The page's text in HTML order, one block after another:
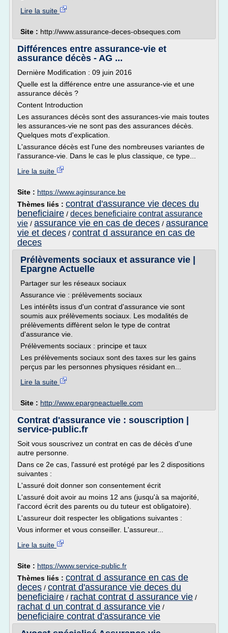
Lire la suite
Site : http://www.assurance-deces-obseques.com
Différences entre assurance-vie et
assurance décès - AG ...
Dernière Modification : 09 juin 2016
Quelle est la différence entre une assurance-vie et une
assurance décès ?
Content Introduction
Les assurances décès sont des assurances-vie mais toutes
les assurances-vie ne sont pas des assurances décès.
Quelques mots d'explication.
L'assurance décès est l'une des nombreuses variantes de
l'assurance-vie. Dans le cas le plus classique, ce type...
Lire la suite
Site : https://www.aginsurance.be
Thèmes liés : contrat d'assurance vie deces du
beneficiaire / deces beneficiaire contrat assurance
vie / assurance vie en cas de deces / assurance
vie et deces / contrat d assurance en cas de
deces
Prélèvements sociaux et assurance vie |
Epargne Actuelle
Partager sur les réseaux sociaux
Assurance vie : prélèvements sociaux
Les intérêts issus d'un contrat d'assurance vie sont
soumis aux prélèvements sociaux. Les modalités de
prélèvements diffèrent selon le type de contrat
d'assurance vie.
Prélèvements sociaux : principe et taux
Les prélèvements sociaux sont des taxes sur les gains
perçus par les personnes physiques résidant en...
Lire la suite
Site : http://www.epargneactuelle.com
Contrat d'assurance vie : souscription |
service-public.fr
Soit vous souscrivez un contrat en cas de décès d'une
autre personne.
Dans ce 2e cas, l'assuré est protégé par les 2 dispositions
suivantes :
L'assuré doit donner son consentement écrit
L'assuré doit avoir au moins 12 ans (jusqu'à sa majorité,
l'accord écrit des parents ou du tuteur est obligatoire).
L'assureur doit respecter les obligations suivantes :
Vous informer et vous conseiller. L'assureur...
Lire la suite
Site : https://www.service-public.fr
Thèmes liés : contrat d assurance en cas de
deces / contrat d'assurance vie deces du
beneficiaire / rachat contrat d assurance vie /
rachat d un contrat d assurance vie /
beneficiaire contrat d'assurance vie